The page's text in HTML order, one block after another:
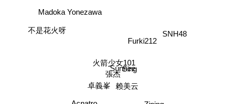
火箭少女101
赖美云
Sing
Sunnee
張杰
卓義峯
Furki212
Madoka Yonezawa
SNH48
不是花火呀